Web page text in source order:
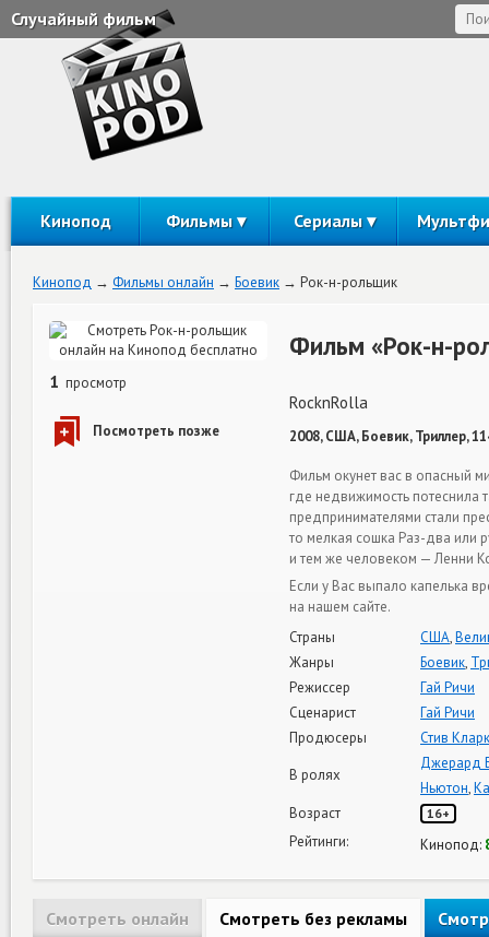
Случайный фильм
Кинопод Фильмы Сериалы
Кинопод Фильмы онлайн Боевик Рок-н-рольщик
1 просмотр
Фильм «Рок-н-
RocknRolla
2008, США, Боевик, Триллер,
Фильм окунет вас в опасный
где недвижимость потеснила
предпринимателями стали
то мелкая сошка Раз-два или
и тем же человеком — Ленни
Если у Вас выпало капелька
на нашем сайте.
Страны
США,
Жанры
Боевик,
Режиссер
Гай Ричи
Сценарист
Гай Ричи
Продюсеры
Стив
В ролях
Джерард
Ньютон,
Возраст
16+
Рейтинги: Кинопод:
Смотреть онлайн Смотреть без рекламы